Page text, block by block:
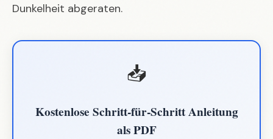
Dunkelheit abgeraten.
📥
Kostenlose Schritt-für-Schritt Anleitung
als PDF